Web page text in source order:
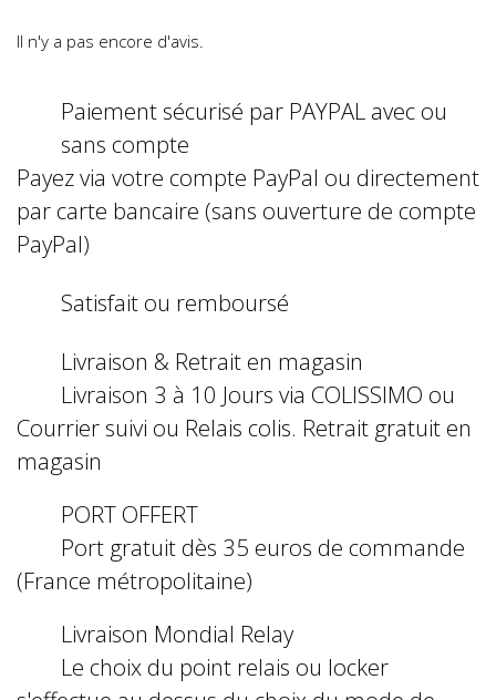
Il n'y a pas encore d'avis.
Paiement sécurisé par PAYPAL avec ou
sans compte
Payez via votre compte PayPal ou directement
par carte bancaire (sans ouverture de compte
PayPal)
Satisfait ou remboursé
Livraison & Retrait en magasin
Livraison 3 à 10 Jours via COLISSIMO ou
Courrier suivi ou Relais colis. Retrait gratuit en
magasin
PORT OFFERT
Port gratuit dès 35 euros de commande
(France métropolitaine)
Livraison Mondial Relay
Le choix du point relais ou locker